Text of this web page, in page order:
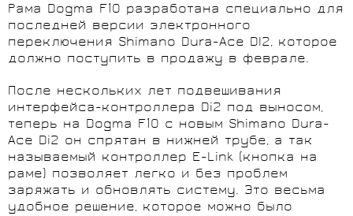
Рама Dogma F10 разработана специально для
последней версии электронного
переключения Shimano Dura-Ace DI2, которое
должно поступить в продажу в феврале.
После нескольких лет подвешивания
интерфейса-контроллера Di2 под выносом,
теперь на Dogma F10 с новым Shimano Dura-
Ace Di2 он спрятан в нижней трубе, а так
называемый контроллер E-Link (кнопка на
раме) позволяет легко и без проблем
заряжать и обновлять систему. Это весьма
удобное решение, которое можно было